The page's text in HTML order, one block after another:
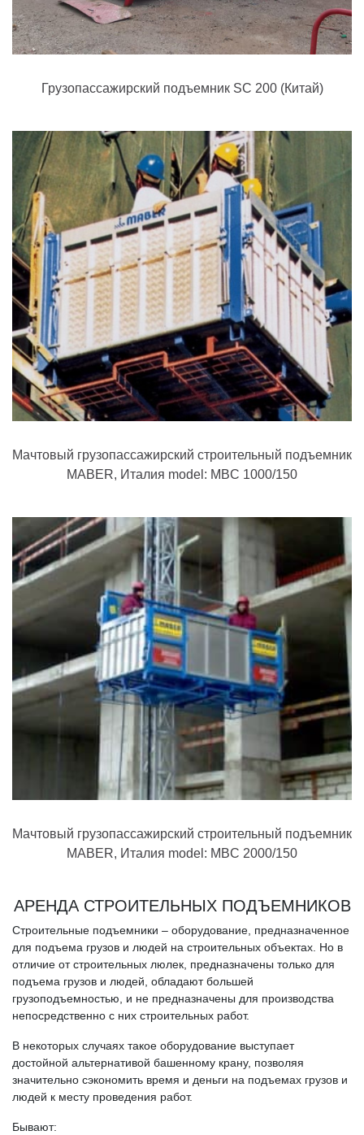
Грузопассажирский подъемник SC 200 (Китай)
Мачтовый грузопассажирский строительный подъемник
MABER, Италия model: MBC 1000/150
Мачтовый грузопассажирский строительный подъемник
MABER, Италия model: MBC 2000/150
АРЕНДА СТРОИТЕЛЬНЫХ ПОДЪЕМНИКОВ
Строительные подъемники – оборудование, предназначенное
для подъема грузов и людей на строительных объектах. Но в
отличие от строительных люлек, предназначены только для
подъема грузов и людей, обладают большей
грузоподъемностью, и не предназначены для производства
непосредственно с них строительных работ.
В некоторых случаях такое оборудование выступает
достойной альтернативой башенному крану, позволяя
значительно сэкономить время и деньги на подъемах грузов и
людей к месту проведения работ.
Бывают: